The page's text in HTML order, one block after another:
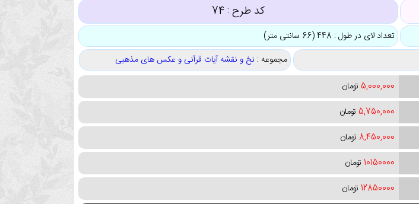
کد طرح :74
تعداد لای در طول : 448 (66 سانتی متر)
مجموعه : نخ و نقشه آیات قرآنی و عکس های مذهبی
5,000,000 تومان
5,750,000 تومان
8,450,000 تومان
10150000 تومان
12850000 تومان